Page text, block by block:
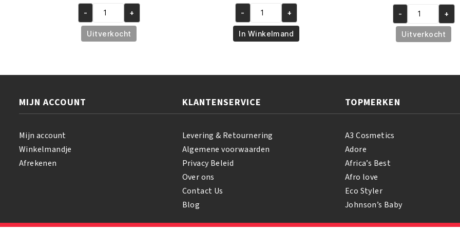
was:
€8.95.
is:
€6.95.
African
Pride
Shea
Kit
aantal
- +
Uitverkocht
was:
€6.95.
is:
€5.95.
African
Pride
Shea
Pudding
425
aantal
- +
In Winkelmand
was:
€5.95.
prijs
is:
€4.95.
African
Pride
Olive
Shampoo
237
- +
Uitverkocht
MIJN ACCOUNT
Mijn account
Winkelmandje
Afrekenen
KLANTENSERVICE
Levering & Retournering
Algemene voorwaarden
Privacy Beleid
Over ons
Contact Us
Blog
TOPMERKEN
A3 Cosmetics
Adore
Africa’s Best
Afro love
Eco Styler
Johnson’s Baby